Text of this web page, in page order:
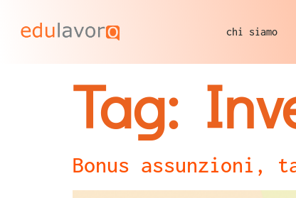
chi siamo
Tag:
Bonus assunzioni,